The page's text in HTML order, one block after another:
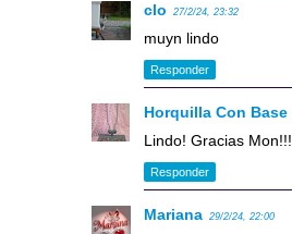
clo 27/2/24, 23:32
muyn lindo
Responder
Horquilla Con Base
Lindo! Gracias Mon!!!
Responder
Mariana 29/2/24, 22:00